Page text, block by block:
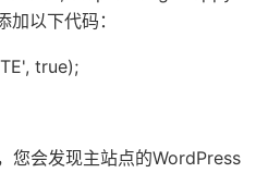
以下代码：
true);
您会发现主站点的WordPress